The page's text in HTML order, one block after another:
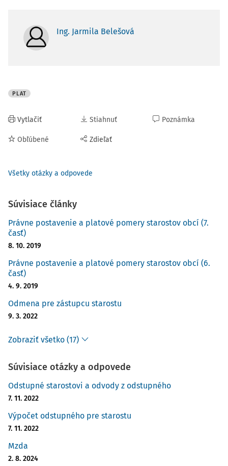
Ing. Jarmila Belešová
PLAT
Vytlačiť
Obľúbené
Stiahnuť
Zdieľať
Poznámka
Všetky otázky a odpovede
Súvisiace články
Právne postavenie a platové pomery starostov obcí (7.
časť)
8. 10. 2019
Právne postavenie a platové pomery starostov obcí (6.
časť)
4. 9. 2019
Odmena pre zástupcu starostu
9. 3. 2022
Zobraziť všetko (17)
Súvisiace otázky a odpovede
Odstupné starostovi a odvody z odstupného
7. 11. 2022
Výpočet odstupného pre starostu
7. 11. 2022
Mzda
2. 8. 2024